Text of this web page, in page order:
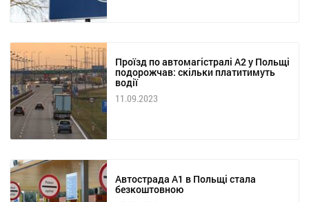
Проїзд по автомагістралі А2 у Польщі
подорожчав: скільки платитимуть
водії
11.09.2023
Автострада А1 в Польщі стала
безкоштовною